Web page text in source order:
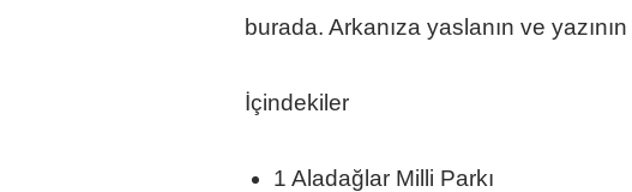
burada. Arkanıza yaslanın ve
İçindekiler
1 Aladağlar Milli Parkı